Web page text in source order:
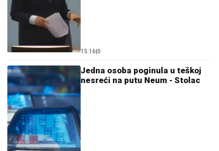
15:16 0
Jedna osoba poginula u teškoj
nesreći na putu Neum - Stolac